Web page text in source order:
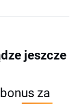
jeszcze
za